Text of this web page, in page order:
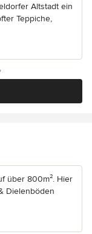
Altstadt ein
Teppiche,
über 800m². Hier
Dielenböden